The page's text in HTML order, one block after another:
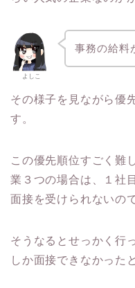
よしこ
事務の給料
その様子を見ながら優
す。
この優先順位すごく難
業３つの場合は、１社
面接を受けられないの
そうなるとせっかく行
しか面接できなかった